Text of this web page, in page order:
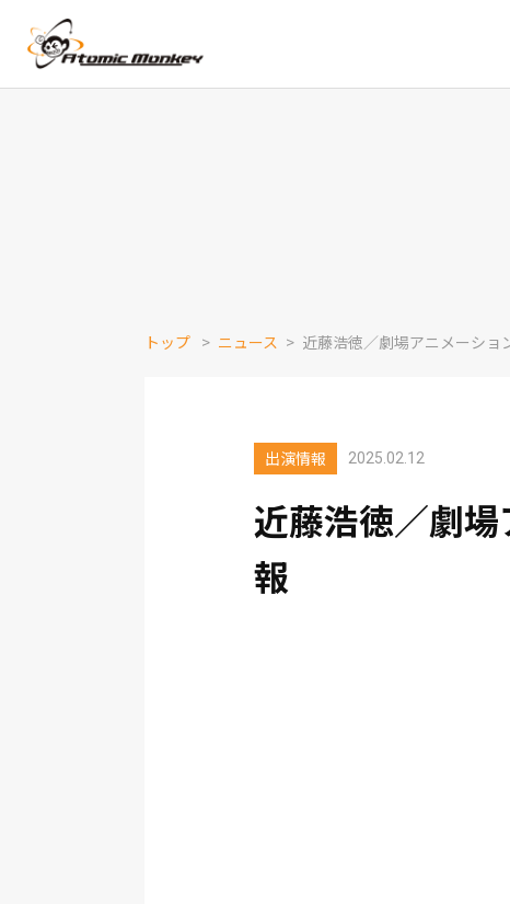
トップ ニュース 近藤浩徳／劇場アニメーショ
出演情報 2025.02.12
近藤浩徳／劇
報